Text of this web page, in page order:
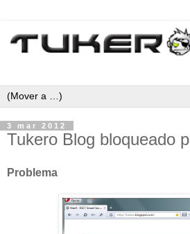
3 mar 2012
Tukero Blog bloqueado
Problema